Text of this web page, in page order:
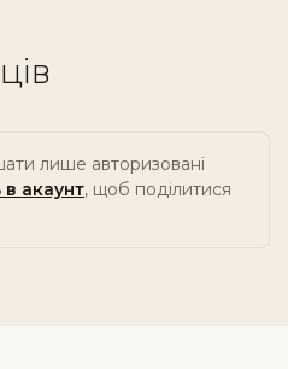
лише авторизовані
в акаунт, щоб поділитися